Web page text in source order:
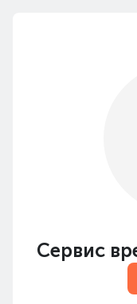
Сервис